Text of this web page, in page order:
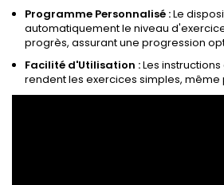
Programme Personnalisé :Le
automatiquement le niveau
progrès, assurant une progression
Facilité d'Utilisation :Les
rendent les exercices simples, même